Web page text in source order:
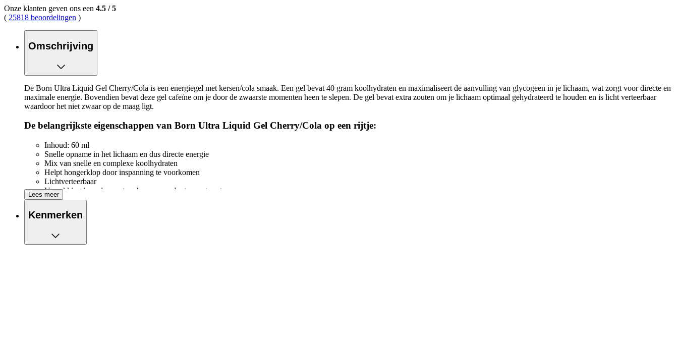
Onze klanten geven ons een 4.5 /5
( 25818 beoordelingen )
Omschrijving
De Born Ultra Liquid Gel Cherry/Cola is een energiegel met kersen/cola smaak. Een gel bevat 40 gram koolhydraten en maximaliseert de aanvulling van glycogeen in je lichaam, wat zorgt voor directe en
maximale energie. Bovendien bevat deze gel cafeïne om je door de zwaarste momenten heen te slepen. De gel bevat extra zouten om je lichaam optimaal gehydrateerd te houden en is licht verteerbaar
waardoor het niet zwaar op de maag ligt.
De belangrijkste eigenschappen van Born Ultra Liquid Gel Cherry/Cola op een rijtje:
Inhoud: 60 ml
Snelle opname in het lichaam en dus directe energie
Mix van snelle en complexe koolhydraten
Helpt hongerklop door inspanning te voorkomen
Lichtverteerbaar
Verpakking is snel open te scheuren zonder te moeten stoppen
Geschikt voor tijdens het sporten
Zeer geschikt voor duursporters
Lees meer
Kenmerken